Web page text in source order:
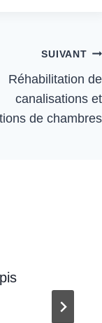
SUIVANT
Réhabilitation de
canalisations et
de chambres